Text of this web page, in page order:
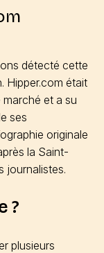
détecté cette
Hipper.com était
et a su
ses
originale
la Saint-
journalistes.
?
plusieurs